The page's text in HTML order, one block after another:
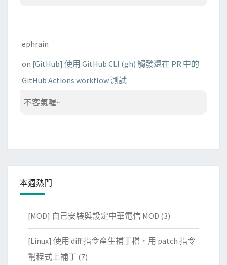
ephrain
on [GitHub] 使用 GitHub CLI (gh) 觸發還在 PR 中的
GitHub Actions workflow 測試
不客氣喔~
本週熱門
[MOD] 自己安裝與設定中華電信 MOD (3)
[Linux] 使用 diff 指令產生補丁檔，用 patch 指令
幫程式上補丁 (7)